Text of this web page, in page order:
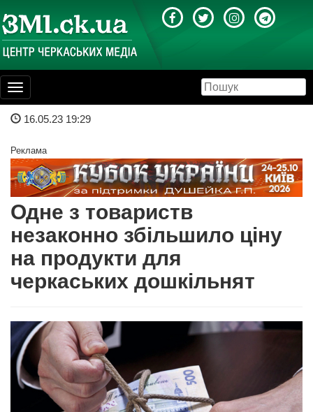
Toggle
navigation
16.05.23 19:29
Реклама
Одне з товариств
незаконно збільшило ціну
на продукти для
черкаських дошкільнят